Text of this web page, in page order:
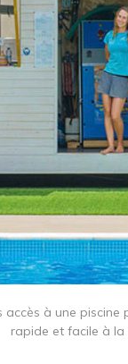
à une
rapide et facile à